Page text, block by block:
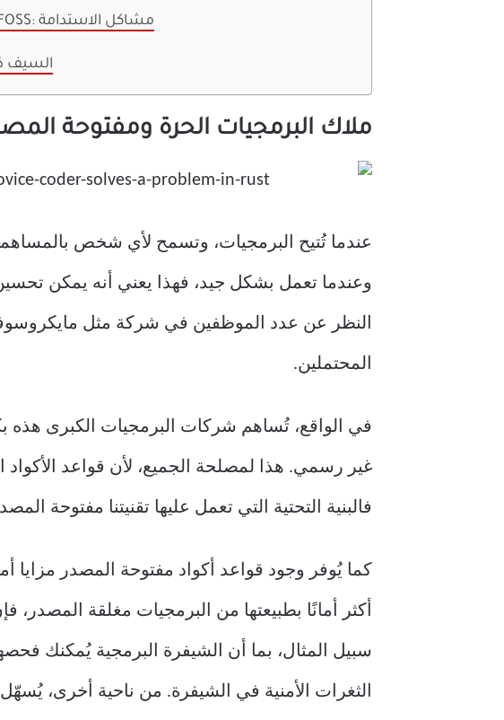
شيطان FOSS: مشاكل الاستدامة
السيف
ملاك البرمجيات الحرة ومفتوحة
عندما تُتيح البرمجيات، وتسمح لأي شخص
وعندما تعمل بشكل جيد، فهذا يعني أنه يمكن
النظر عن عدد الموظفين في شركة مثل
المحتملين.
في الواقع، تُساهم شركات البرمجيات الكبرى
غير رسمي. هذا لمصلحة الجميع، لأن قواعد
فالبنية التحتية التي تعمل عليها تقنيتنا مفتوحة
كما يُوفر وجود قواعد أكواد مفتوحة المصدر مزايا
أكثر أمانًا بطبيعتها من البرمجيات مغلقة
سبيل المثال، بما أن الشيفرة البرمجية يُمكنك
الثغرات الأمنية في الشيفرة. من ناحية أخرى،